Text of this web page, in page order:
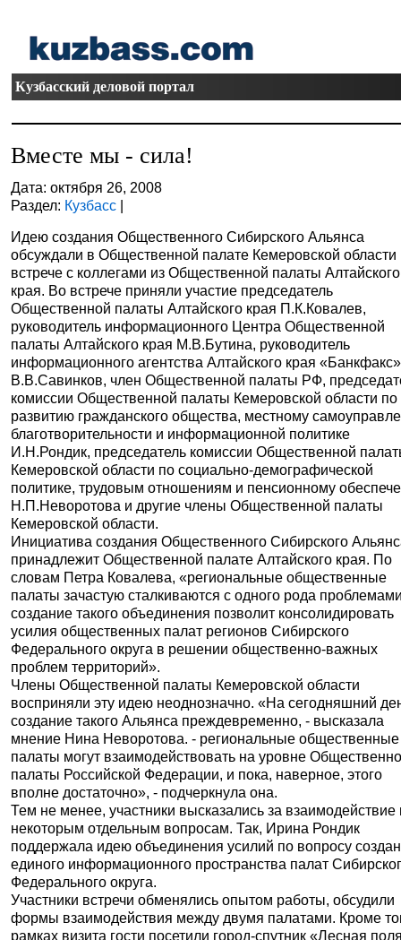
Кузбасский деловой портал
Вместе мы - сила!
Дата: октября 26, 2008
Раздел: Кузбасс |
Идею создания Общественного Сибирского Альянса
обсуждали в Общественной палате Кемеровской области
встрече с коллегами из Общественной палаты Алтайского
края. Во встрече приняли участие председатель
Общественной палаты Алтайского края П.К.Ковалев,
руководитель информационного Центра Общественной
палаты Алтайского края М.В.Бутина, руководитель
информационного агентства Алтайского края «Банкфакс»
В.В.Савинков, член Общественной палаты РФ,
комиссии Общественной палаты Кемеровской области по
развитию гражданского общества, местному
благотворительности и информационной политике
И.Н.Рондик, председатель комиссии Общественной
Кемеровской области по социально-демографической
политике, трудовым отношениям и пенсионному
Н.П.Неворотова и другие члены Общественной палаты
Кемеровской области.
Инициатива создания Общественного Сибирского
принадлежит Общественной палате Алтайского края. По
словам Петра Ковалева, «региональные общественные
палаты зачастую сталкиваются с одного рода
создание такого объединения позволит консолидировать
усилия общественных палат регионов Сибирского
Федерального округа в решении общественно-важных
проблем территорий».
Члены Общественной палаты Кемеровской области
восприняли эту идею неоднозначно. «На сегодняшний
создание такого Альянса преждевременно, - высказала
мнение Нина Неворотова. - региональные общественные
палаты могут взаимодействовать на уровне
палаты Российской Федерации, и пока, наверное, этого
вполне достаточно», - подчеркнула она.
Тем не менее, участники высказались за взаимодействие
некоторым отдельным вопросам. Так, Ирина Рондик
поддержала идею объединения усилий по вопросу
единого информационного пространства палат
Федерального округа.
Участники встречи обменялись опытом работы, обсудили
формы взаимодействия между двумя палатами. Кроме
рамках визита гости посетили город-спутник «Лесная